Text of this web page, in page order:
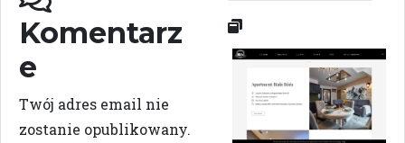
Komentarz
e
Twój adres email nie
zostanie opublikowany.